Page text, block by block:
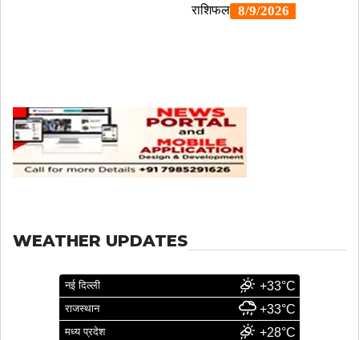
WEATHER UPDATES
नई दिल्ली +33°C
राजस्थान +33°C
मध्य प्रदेश +28°C